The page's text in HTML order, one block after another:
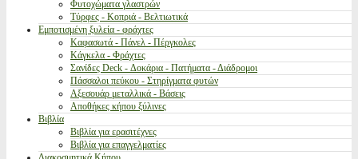
Φυτοχώματα γλαστρών
Τύρφες - Κοπριά - Βελτιωτικά
Εμποτισμένη ξυλεία - φράχτες
Καφασωτά - Πάνελ - Πέργκολες
Κάγκελα - Φράχτες
Σανίδες Deck - Δοκάρια - Πατήματα - Διάδρομοι
Πάσσαλοι πεύκου - Στηρίγματα φυτών
Αξεσουάρ μεταλλικά - Βάσεις
Αποθήκες κήπου ξύλινες
Βιβλία
Βιβλία για ερασιτέχνες
Βιβλία για επαγγελματίες